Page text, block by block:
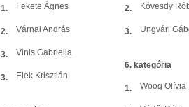
1. Fekete Ágnes
2. Várnai András
3. Vinis Gabriella
3. Elek Krisztián
2. Kövesdy
3. Ungvári
6. kategória
1. Woog Olívia